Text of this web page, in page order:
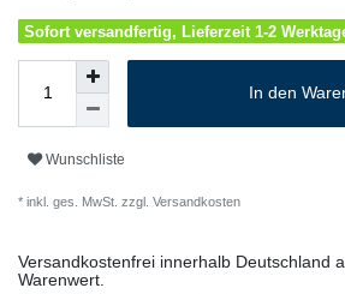
Sofort versandfertig, Lieferzeit 1-2
In den
Wunschliste
* inkl. ges. MwSt. zzgl. Versandkosten
Versandkostenfrei innerhalb Deutschland
Warenwert.